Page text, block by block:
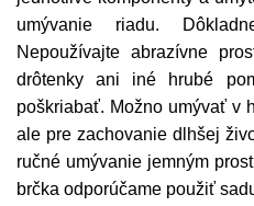
umývanie riadu.
Nepoužívajte abrazívne
drôtenky ani iné hrubé
poškriabať. Možno umývať v
ale pre zachovanie dlhšej
ručné umývanie jemným
brčka odporúčame použiť